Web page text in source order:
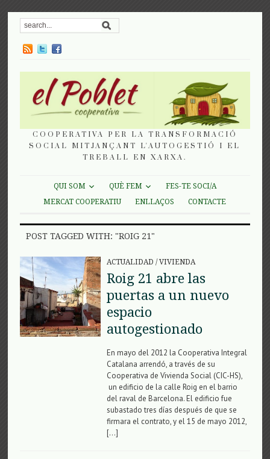
COOPERATIVA PER LA TRANSFORMACIÓ
SOCIAL MITJANÇANT L'AUTOGESTIÓ I EL
TREBALL EN XARXA.
QUI SOM QUÈ FEM
FES-TE SOCI/A
MERCAT COOPERATIU
ENLLAÇOS CONTACTE
POST TAGGED WITH: "ROIG 21"
ACTUALIDAD /VIVIENDA
Roig 21 abre las
puertas a un nuevo
espacio
autogestionado
En mayo del 2012 la Cooperativa Integral
Catalana arrendó, a través de su
Cooperativa de Vivienda Social (CIC-HS),
un edificio de la calle Roig en el barrio
del raval de Barcelona. El edificio fue
subastado tres días después de que se
firmara el contrato, y el 15 de mayo 2012,
[…]